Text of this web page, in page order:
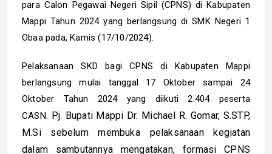
para Calon Pegawai Negeri Sipil (CPNS) di Kabupaten
Mappi Tahun 2024 yang berlangsung di SMK Negeri 1
Obaa pada, Kamis (17/10/2024).
Pelaksanaan SKD bagi CPNS di Kabupaten Mappi
berlangsung mulai tanggal 17 Oktober sampai 24
Oktober Tahun 2024 yang diikuti 2.404 peserta
CASN. Pj. Bupati Mappi Dr. Michael R. Gomar, S.STP,
M.Si sebelum membuka pelaksanaan kegiatan
dalam sambutannya mengatakan, formasi CPNS